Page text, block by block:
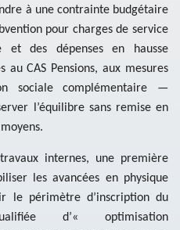
à une contrainte budgétaire
pour charges de service
et des dépenses en hausse
CAS Pensions, aux mesures
sociale complémentaire —
l’équilibre sans remise en
internes, une première
les avancées en physique
le périmètre d’inscription du
d’« optimisation